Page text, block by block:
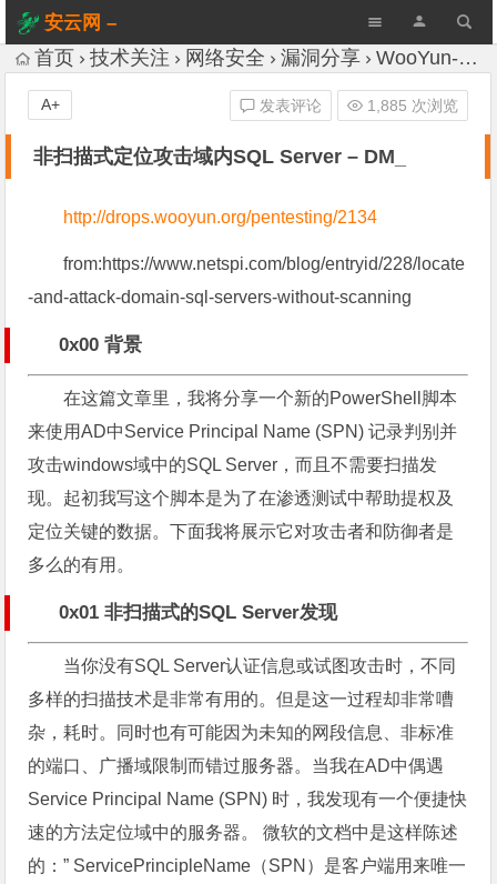
安云网 –
AnYun.ORG
首页 技术关注 网络安全 漏洞分享 WooYun-Drops
非扫描式定位攻击域内SQL Server – DM_
发表评论 1,885 次浏览
A+
http://drops.wooyun.org/pentesting/2134
from:https://www.netspi.com/blog/entryid/228/locate
-and-attack-domain-sql-servers-without-scanning
0x00 背景
在这篇文章里，我将分享一个新的PowerShell脚本
来使用AD中Service Principal Name (SPN) 记录判别并
攻击windows域中的SQL Server，而且不需要扫描发
现。起初我写这个脚本是为了在渗透测试中帮助提权及
定位关键的数据。下面我将展示它对攻击者和防御者是
多么的有用。
0x01 非扫描式的SQL Server发现
当你没有SQL Server认证信息或试图攻击时，不同
多样的扫描技术是非常有用的。但是这一过程却非常嘈
杂，耗时。同时也有可能因为未知的网段信息、非标准
的端口、广播域限制而错过服务器。当我在AD中偶遇
Service Principal Name (SPN) 时，我发现有一个便捷快
速的方法定位域中的服务器。 微软的文档中是这样陈述
的：” ServicePrincipleName（SPN）是客户端用来唯一